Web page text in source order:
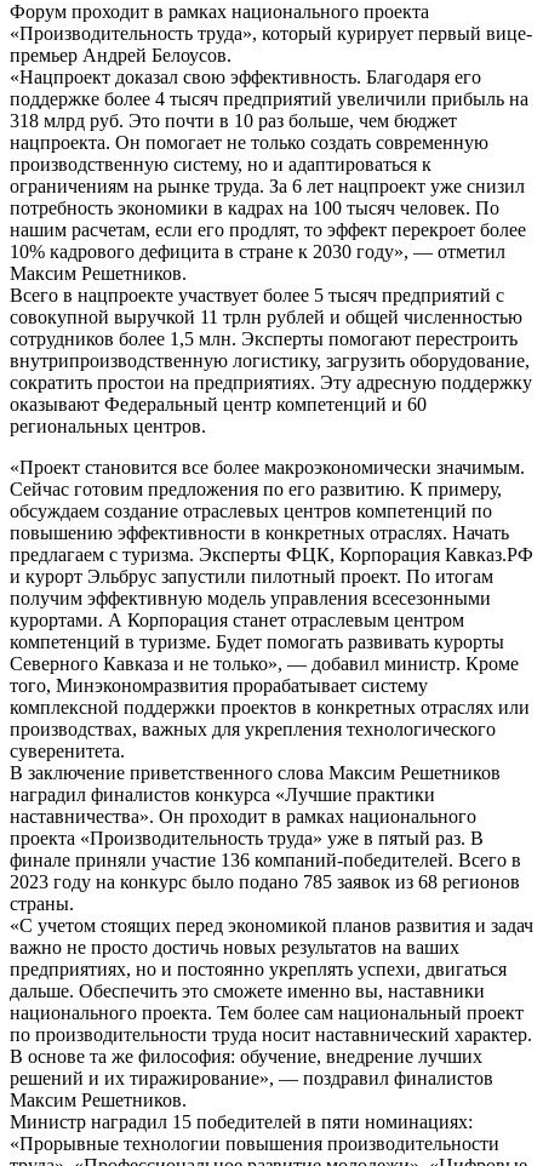
Форум проходит в рамках национального проекта
«Производительность труда», который курирует первый вице-
премьер Андрей Белоусов.
«Нацпроект доказал свою эффективность. Благодаря его
поддержке более 4 тысяч предприятий увеличили прибыль на
318 млрд руб. Это почти в 10 раз больше, чем бюджет
нацпроекта. Он помогает не только создать современную
производственную систему, но и адаптироваться к
ограничениям на рынке труда. За 6 лет нацпроект уже снизил
потребность экономики в кадрах на 100 тысяч человек. По
нашим расчетам, если его продлят, то эффект перекроет более
10% кадрового дефицита в стране к 2030 году», — отметил
Максим Решетников.
Всего в нацпроекте участвует более 5 тысяч предприятий с
совокупной выручкой 11 трлн рублей и общей численностью
сотрудников более 1,5 млн. Эксперты помогают перестроить
внутрипроизводственную логистику, загрузить оборудование,
сократить простои на предприятиях. Эту адресную поддержку
оказывают Федеральный центр компетенций и 60
региональных центров.
«Проект становится все более макроэкономически значимым.
Сейчас готовим предложения по его развитию. К примеру,
обсуждаем создание отраслевых центров компетенций по
повышению эффективности в конкретных отраслях. Начать
предлагаем с туризма. Эксперты ФЦК, Корпорация Кавказ.РФ
и курорт Эльбрус запустили пилотный проект. По итогам
получим эффективную модель управления всесезонными
курортами. А Корпорация станет отраслевым центром
компетенций в туризме. Будет помогать развивать курорты
Северного Кавказа и не только», — добавил министр. Кроме
того, Минэкономразвития прорабатывает систему
комплексной поддержки проектов в конкретных отраслях или
производствах, важных для укрепления технологического
суверенитета.
В заключение приветственного слова Максим Решетников
наградил финалистов конкурса «Лучшие практики
наставничества». Он проходит в рамках национального
проекта «Производительность труда» уже в пятый раз. В
финале приняли участие 136 компаний-победителей. Всего в
2023 году на конкурс было подано 785 заявок из 68 регионов
страны.
​«С учетом стоящих перед экономикой планов развития и задач
важно не просто достичь новых результатов на ваших
предприятиях, но и постоянно укреплять успехи, двигаться
дальше. Обеспечить это сможете именно вы, наставники
национального проекта. Тем более сам национальный проект
по производительности труда носит наставнический характер.
В основе та же философия: обучение, внедрение лучших
решений и их тиражирование», — поздравил финалистов
Максим Решетников.
​Министр наградил 15 победителей в пяти номинациях:
«Прорывные технологии повышения производительности